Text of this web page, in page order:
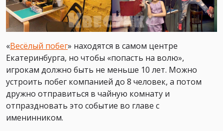
«Весёлый побег» находятся в самом центре
Екатеринбурга, но чтобы «попасть на волю»,
игрокам должно быть не меньше 10 лет. Можно
устроить побег компанией до 8 человек, а потом
дружно отправиться в чайную комнату и
отпраздновать это событие во главе с
именинником.